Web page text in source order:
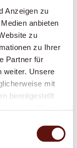
Anzeigen zu
anbieten
zu
zu Ihrer
Partner für
weiter. Unsere
mit
bereitgestellt
und